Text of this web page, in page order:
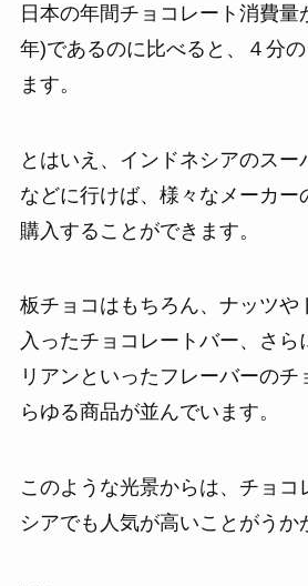
日本の年間チョコレート消費量
年)であるのに比べると、４分
ます。
とはいえ、インドネシアのスー
などに行けば、様々なメーカー
購入することができます。
板チョコはもちろん、ナッツや
入ったチョコレートバー、さら
リアンといったフレーバーのチ
らゆる商品が並んでいます。
このような光景からは、チョコ
シアでも人気が高いことがうか